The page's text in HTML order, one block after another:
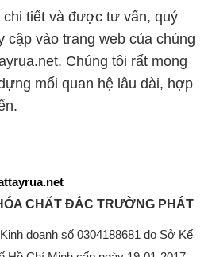
tiết và được tư vấn, quý
cập vào trang web của chúng
Chúng tôi rất mong
mối quan hệ lâu dài, hợp
CHẤT ĐẮC TRƯỜNG PHÁT
doanh số 0304188681 do Sở Kế